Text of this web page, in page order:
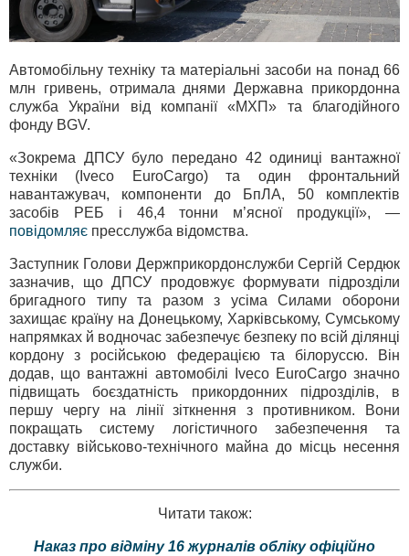
Автомобільну техніку та матеріальні засоби на понад 66
млн гривень, отримала днями Державна прикордонна
служба України від компанії «МХП» та благодійного
фонду BGV.
«Зокрема ДПСУ було передано 42 одиниці вантажної
техніки (Iveco EuroCargo) та один фронтальний
навантажувач, компоненти до БпЛА, 50 комплектів
засобів РЕБ і 46,4 тонни м’ясної продукції», —
повідомляє пресслужба відомства.
Заступник Голови Держприкордонслужби Сергій Сердюк
зазначив, що ДПСУ продовжує формувати підрозділи
бригадного типу та разом з усіма Силами оборони
захищає країну на Донецькому, Харківському, Сумському
напрямках й водночас забезпечує безпеку по всій ділянці
кордону з російською федерацією та білоруссю. Він
додав, що вантажні автомобілі Iveco EuroCargo значно
підвищать боєздатність прикордонних підрозділів, в
першу чергу на лінії зіткнення з противником. Вони
покращать систему логістичного забезпечення та
доставку військово-технічного майна до місць несення
служби.
Читати також:
Наказ про відміну 16 журналів обліку офіційно